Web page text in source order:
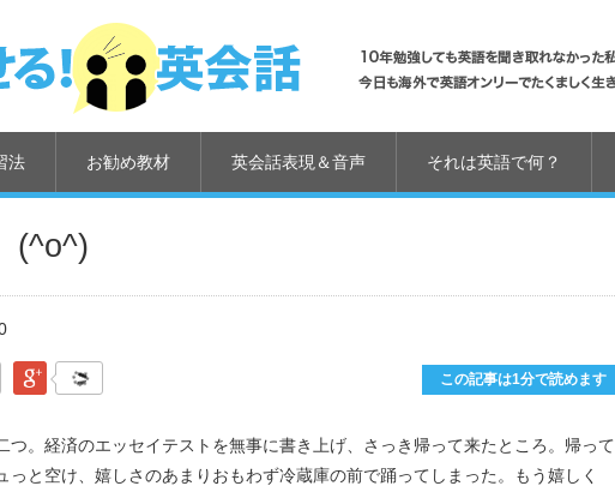
法 お勧め教材 英会話表現＆音声 それは英語で何？
(^o^)
ブックマークGoogle Plus この記事は1分で読めます
つ。経済のエッセイテストを無事に書き上げ、さっき帰って来たところ。帰って
っと空け、嬉しさのあまりおもわず冷蔵庫の前で踊ってしまった。もう嬉しく